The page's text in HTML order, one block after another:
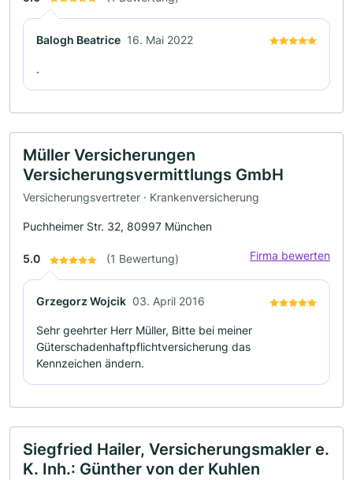
Balogh Beatrice 16. Mai 2022
.
Müller Versicherungen
Versicherungsvermittlungs GmbH
Versicherungsvertreter · Krankenversicherung
Puchheimer Str. 32, 80997 München
5.0 (1 Bewertung) Firma bewerten
Grzegorz Wojcik 03. April 2016
Sehr geehrter Herr Müller, Bitte bei meiner
Güterschadenhaftpflichtversicherung das
Kennzeichen ändern.
Siegfried Hailer, Versicherungsmakler e.
K. Inh.: Günther von der Kuhlen